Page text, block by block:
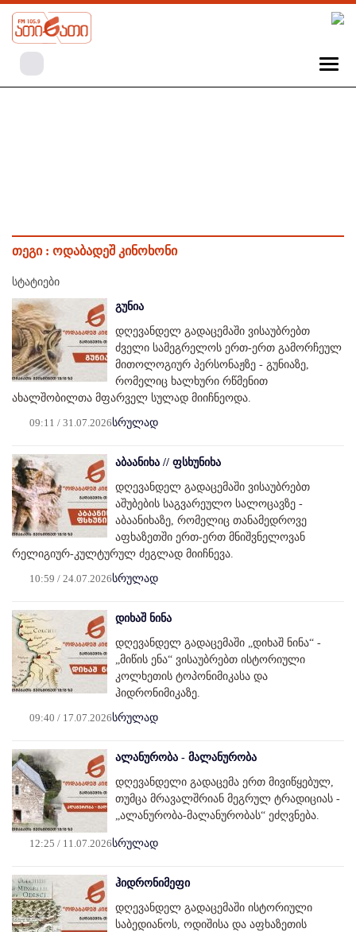
თეგი : ოდაბადეშ კინოხონი
სტატიები
გუნია
დღევანდელ გადაცემაში ვისაუბრებთ
ძველი სამეგრელოს ერთ-ერთ გამორჩეულ
მითოლოგიურ პერსონაჟზე - გუნიაზე,
რომელიც ხალხური რწმენით
ახალშობილთა მფარველ სულად მიიჩნეოდა.
09:11 / 31.07.2026სრულად
აბაანიხა // ფსხუნიხა
დღევანდელ გადაცემაში ვისაუბრებთ
აშუბების საგვარეულო სალოცავზე -
აბაანიხაზე, რომელიც თანამედროვე
აფხაზეთში ერთ-ერთ მნიშვნელოვან
რელიგიურ-კულტურულ ძეგლად მიიჩნევა.
10:59 / 24.07.2026სრულად
დიხაშ ნინა
დღევანდელ გადაცემაში „დიხაშ ნინა“ -
„მიწის ენა“ ვისაუბრებთ ისტორიული
კოლხეთის ტოპონიმიკასა და
ჰიდრონიმიკაზე.
09:40 / 17.07.2026სრულად
ალანურობა - მალანურობა
დღევანდელი გადაცემა ერთ მივიწყებულ,
თუმცა მრავალშრიან მეგრულ ტრადიციას -
„ალანურობა-მალანურობას“ ეძღვნება.
12:25 / 11.07.2026სრულად
ჰიდრონიმეფი
დღევანდელ გადაცემაში ისტორიული
საბედიანოს, ოდიშისა და აფხაზეთის